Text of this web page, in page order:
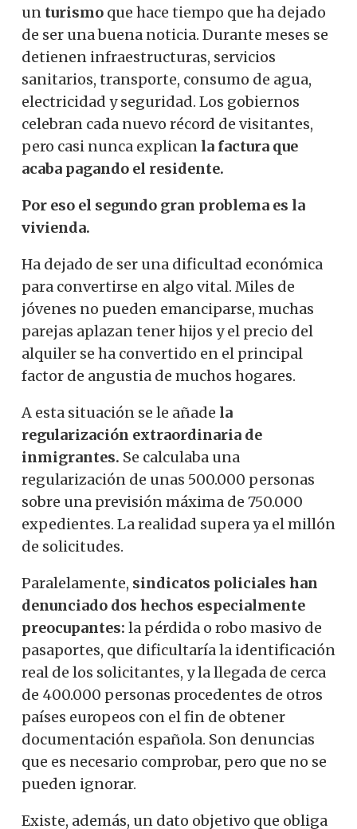
un turismo que hace tiempo que ha dejado
de ser una buena noticia. Durante meses se
detienen infraestructuras, servicios
sanitarios, transporte, consumo de agua,
electricidad y seguridad. Los gobiernos
celebran cada nuevo récord de visitantes,
pero casi nunca explican la factura que
acaba pagando el residente.
Por eso el segundo gran problema es la
vivienda.
Ha dejado de ser una dificultad económica
para convertirse en algo vital. Miles de
jóvenes no pueden emanciparse, muchas
parejas aplazan tener hijos y el precio del
alquiler se ha convertido en el principal
factor de angustia de muchos hogares.
A esta situación se le añade la
regularización extraordinaria de
inmigrantes. Se calculaba una
regularización de unas 500.000 personas
sobre una previsión máxima de 750.000
expedientes. La realidad supera ya el millón
de solicitudes.
Paralelamente, sindicatos policiales han
denunciado dos hechos especialmente
preocupantes: la pérdida o robo masivo de
pasaportes, que dificultaría la identificación
real de los solicitantes, y la llegada de cerca
de 400.000 personas procedentes de otros
países europeos con el fin de obtener
documentación española. Son denuncias
que es necesario comprobar, pero que no se
pueden ignorar.
Existe, además, un dato objetivo que obliga